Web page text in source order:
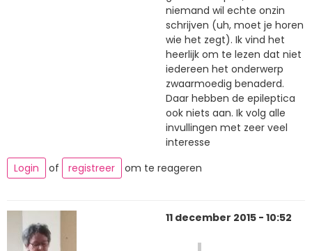
niemand wil echte onzin
schrijven (uh, moet je horen
wie het zegt). Ik vind het
heerlijk om te lezen dat niet
iedereen het onderwerp
zwaarmoedig benaderd.
Daar hebben de epileptica
ook niets aan. Ik volg alle
invullingen met zeer veel
interesse
Login
of registreer om te reageren
11 december 2015 - 10:52